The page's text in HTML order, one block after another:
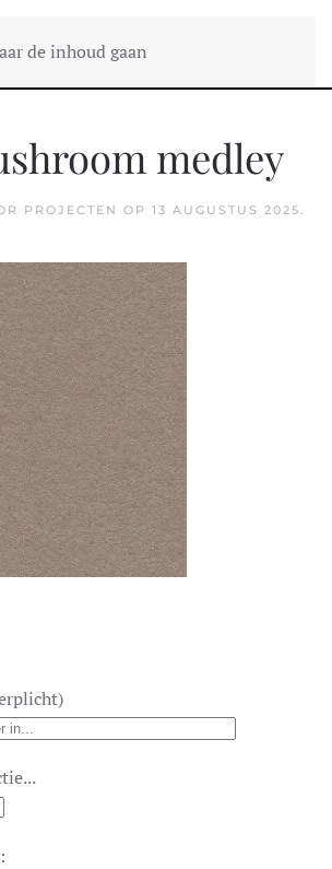
de inhoud gaan
medley
PROJECTEN OP 13 AUGUSTUS 2025.